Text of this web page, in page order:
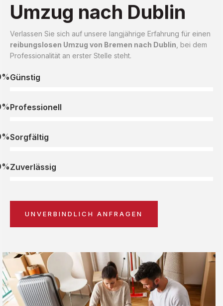
Umzug nach Dublin
Verlassen Sie sich auf unsere langjährige Erfahrung für einen
reibungslosen Umzug von Bremen nach Dublin , bei dem
Professionalität an erster Stelle steht.
Günstig
Professionell
Sorgfältig
Zuverlässig
UNVERBINDLICH ANFRAGEN